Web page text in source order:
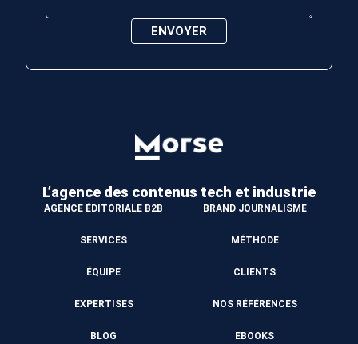
L’agence des contenus tech et industrie
AGENCE ÉDITORIALE B2B BRAND JOURNALISME
SERVICES MÉTHODE
ÉQUIPE CLIENTS
EXPERTISES NOS RÉFÉRENCES
BLOG EBOOKS